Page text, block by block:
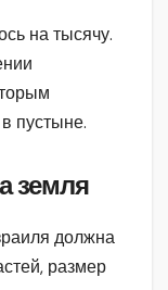
на тысячу.
пустыне.
земля
должна
размер